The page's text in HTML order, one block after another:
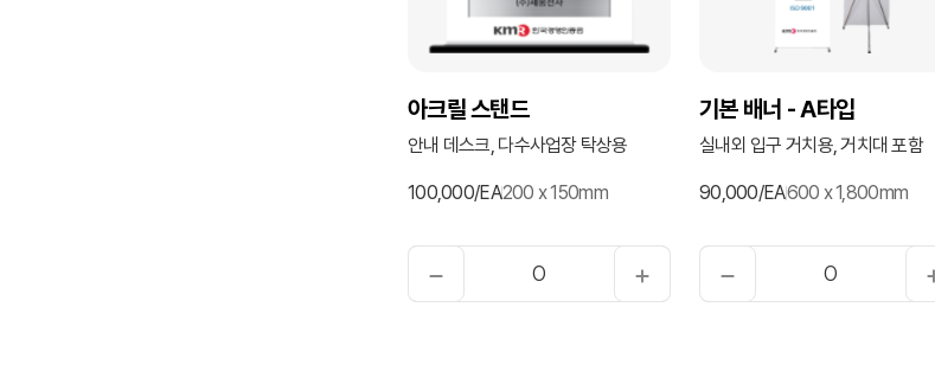
아크릴 스탠드
안내 데스크, 다수사업장 탁상용
100,000/EA200 x 150mm
기본 배너 - A타입
실내외 입구 거치용, 거치대 포함
90,000/EA600 x 1,800mm